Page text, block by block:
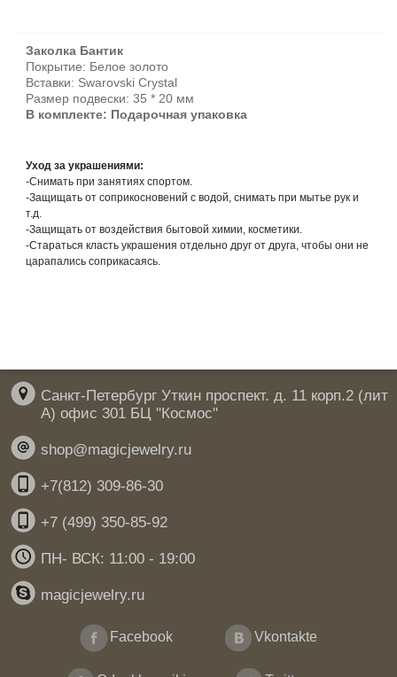
Заколка Бантик
Покрытие: Белое золото
Вставки: Swarovski Crystal
Размер подвески: 35 * 20 мм
В комплекте: Подарочная упаковка
Уход за украшениями:
-Снимать при занятиях спортом.
-Защищать от соприкосновений с водой, снимать при мытье рук и
т.д.
-Защищать от воздействия бытовой химии, косметики.
-Стараться класть украшения отдельно друг от друга, чтобы они не
царапались соприкасаясь.
Санкт-Петербург Уткин проспект. д. 11 корп.2 (лит
А) офис 301 БЦ "Космос"
shop@magicjewelry.ru
+7(812) 309-86-30
+7 (499) 350-85-92
ПН- ВСК: 11:00 - 19:00
magicjewelry.ru
Facebook Vkontakte